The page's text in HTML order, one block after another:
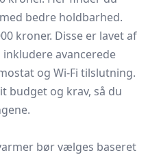
bedre holdbarhed.
kroner. Disse er lavet af
avancerede
og Wi-Fi tilslutning.
budget og krav, så du
bør vælges baseret